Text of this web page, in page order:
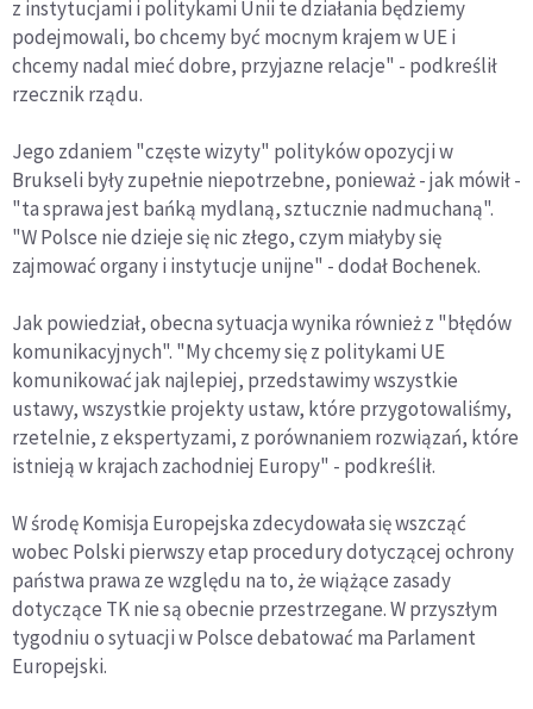
z instytucjami i politykami Unii te działania będziemy
podejmowali, bo chcemy być mocnym krajem w UE i
chcemy nadal mieć dobre, przyjazne relacje" - podkreślił
rzecznik rządu.
Jego zdaniem "częste wizyty" polityków opozycji w
Brukseli były zupełnie niepotrzebne, ponieważ - jak mówił -
"ta sprawa jest bańką mydlaną, sztucznie nadmuchaną".
"W Polsce nie dzieje się nic złego, czym miałyby się
zajmować organy i instytucje unijne" - dodał Bochenek.
Jak powiedział, obecna sytuacja wynika również z "błędów
komunikacyjnych". "My chcemy się z politykami UE
komunikować jak najlepiej, przedstawimy wszystkie
ustawy, wszystkie projekty ustaw, które przygotowaliśmy,
rzetelnie, z ekspertyzami, z porównaniem rozwiązań, które
istnieją w krajach zachodniej Europy" - podkreślił.
W środę Komisja Europejska zdecydowała się wszcząć
wobec Polski pierwszy etap procedury dotyczącej ochrony
państwa prawa ze względu na to, że wiążące zasady
dotyczące TK nie są obecnie przestrzegane. W przyszłym
tygodniu o sytuacji w Polsce debatować ma Parlament
Europejski.